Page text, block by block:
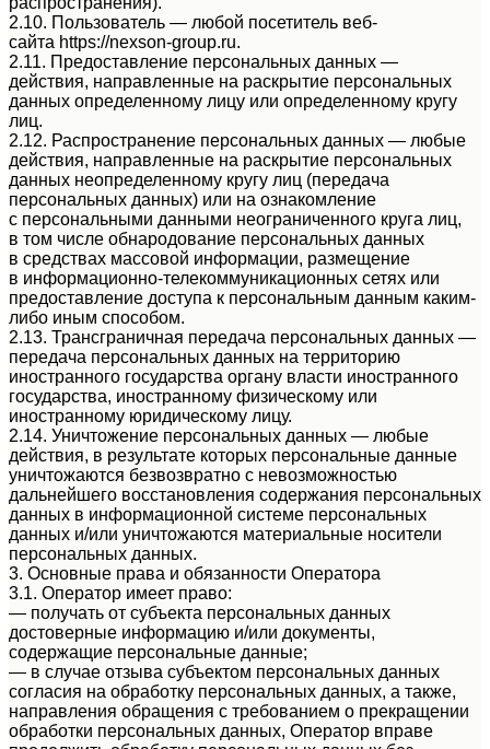
2.10. Пользователь — любой посетитель веб-
сайта https://nexson-group.ru.
2.11. Предоставление персональных данных —
действия, направленные на раскрытие персональных
данных определенному лицу или определенному кругу
лиц.
2.12. Распространение персональных данных — любые
действия, направленные на раскрытие персональных
данных неопределенному кругу лиц (передача
персональных данных) или на ознакомление
с персональными данными неограниченного круга лиц,
в том числе обнародование персональных данных
в средствах массовой информации, размещение
в информационно-телекоммуникационных сетях или
предоставление доступа к персональным данным каким-
либо иным способом.
2.13. Трансграничная передача персональных данных —
передача персональных данных на территорию
иностранного государства органу власти иностранного
государства, иностранному физическому или
иностранному юридическому лицу.
2.14. Уничтожение персональных данных — любые
действия, в результате которых персональные данные
уничтожаются безвозвратно с невозможностью
дальнейшего восстановления содержания персональных
данных в информационной системе персональных
данных и/или уничтожаются материальные носители
персональных данных.
3. Основные права и обязанности Оператора
3.1. Оператор имеет право:
— получать от субъекта персональных данных
достоверные информацию и/или документы,
содержащие персональные данные;
— в случае отзыва субъектом персональных данных
согласия на обработку персональных данных, а также,
направления обращения с требованием о прекращении
обработки персональных данных, Оператор вправе